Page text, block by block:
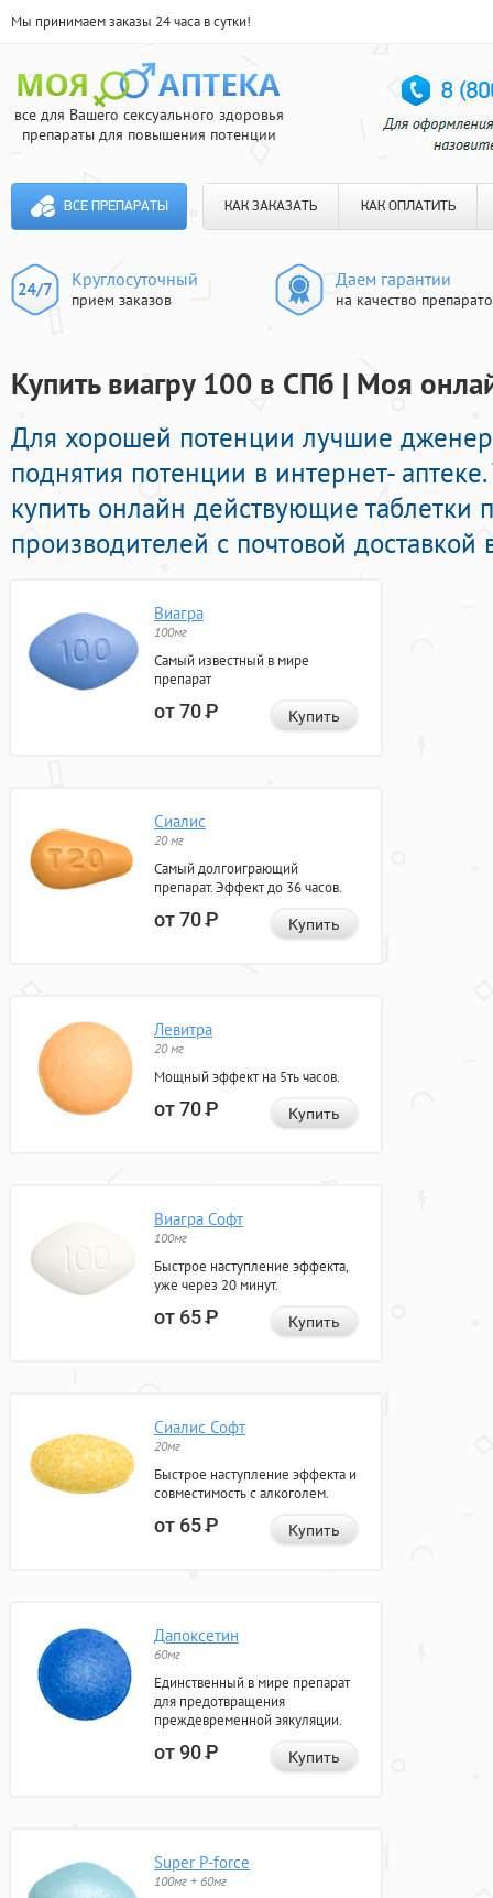
Мы принимаем заказы 24 часа в сутки!
все для Вашего сексуального здоровья
препараты для повышения потенции
ВСЕ ПРЕПАРАТЫ КАК ЗАКАЗАТЬ КАК ОПЛАТИТЬ
Круглосуточный
прием заказов
Даем гарантии
на качество
Купить виагру 100 в СПб | Моя
Для хорошей потенции лучшие
поднятия потенции в интернет-
купить онлайн действующие таблетки
производителей с почтовой доставкой
Виагра
100мг
Самый известный в мире
препарат
от 70Р Купить
Сиалис
20 мг
Самый долгоиграющий
препарат. Эффект до 36 часов.
от 70Р Купить
Левитра
20 мг
Мощный эффект на 5ть часов.
от 70Р Купить
Виагра Софт
100мг
Быстрое наступление эффекта,
уже через 20 минут.
от 65Р Купить
Сиалис Софт
20мг
Быстрое наступление эффекта и
совместимость с алкоголем.
от 65Р Купить
Дапоксетин
60мг
Единственный в мире препарат
для предотвращения
преждевременной эякуляции.
от 90Р Купить
Super P-force
100мг + 60мг